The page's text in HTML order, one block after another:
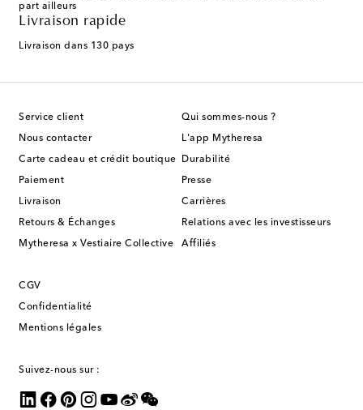
part ailleurs
Livraison rapide
Livraison dans 130 pays
Service client
Nous contacter
Carte cadeau et crédit boutique
Paiement
Livraison
Retours & Échanges
Mytheresa x Vestiaire Collective
Qui sommes-nous ?
L'app Mytheresa
Durabilité
Presse
Carrières
Relations avec les investisseurs
Affiliés
CGV
Confidentialité
Mentions légales
Suivez-nous sur :